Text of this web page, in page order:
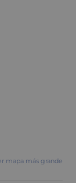
mapa más grande